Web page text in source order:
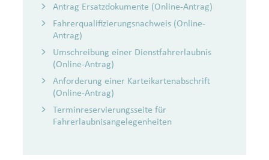
Antrag Ersatzdokumente (Online-Antrag)
Fah­rer­qua­li­fi­zie­rungs­nach­weis (Online-
Antrag)
Umschreibung einer Dienstfahrerlaubnis
(Online-Antrag)
Anforderung einer Karteikartenabschrift
(Online-Antrag)
Terminreservierungsseite für
Fahrerlaubnisangelegenheiten